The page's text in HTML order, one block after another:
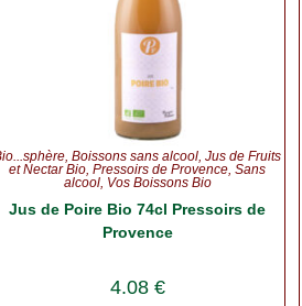
,Boissons sans alcool,Jus de Fruits
et Nectar Bio,Pressoirs de Provence,Sans
alcool, Vos Boissons Bio
Jus de Poire Bio 74cl Pressoirs de
Provence
4.08 €